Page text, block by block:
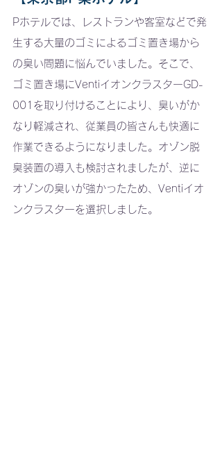
Pホテルでは、レストランや客室などで発
生する大量のゴミによるゴミ置き場から
の臭い問題に悩んでいました。そこで、
ゴミ置き場にVentiイオンクラスターGD-
001を取り付けることにより、臭いがか
なり軽減され、従業員の皆さんも快適に
作業できるようになりました。オゾン脱
臭装置の導入も検討されましたが、逆に
オゾンの臭いが強かったため、Ventiイオ
ンクラスターを選択しました。